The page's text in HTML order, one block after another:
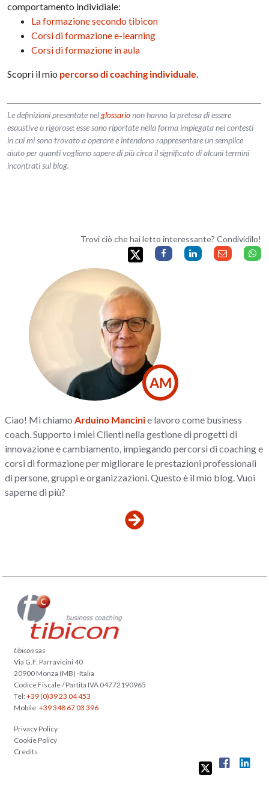
comportamento individiale:
La formazione secondo tibicon
Corsi di formazione e-learning
Corsi di formazione in aula
Scopri il mio percorso di coaching individuale.
Le definizioni presentate nelglossarionon hanno la pretesa di essere
esaustive o rigorose: esse sono riportate nella forma impiegata nei contesti
in cui mi sono trovato a operare e intendono rappresentare un semplice
aiuto per quanti vogliano sapere di più circa il significato di alcuni termini
incontrati sul blog.
Trovi ciò che hai letto interessante? Condividilo!
AM
Ciao! Mi chiamo Arduino Mancinie lavoro come business
coach. Supporto i miei Clienti nella gestione di progetti di
innovazione e cambiamento, impiegando percorsi di coaching e
corsi di formazione per migliorare le prestazioni professionali
di persone, gruppi e organizzazioni. Questo è il mio blog. Vuoi
saperne di più?
tibicon sas
Via G.F. Parravicini 40
20900 Monza (MB) -Italia
Codice Fiscale / Partita IVA 04772190965
Tel:+39 (0)39 23 04 453
Mobile:+39 348 67 03 396
Privacy Policy
Cookie Policy
Credits